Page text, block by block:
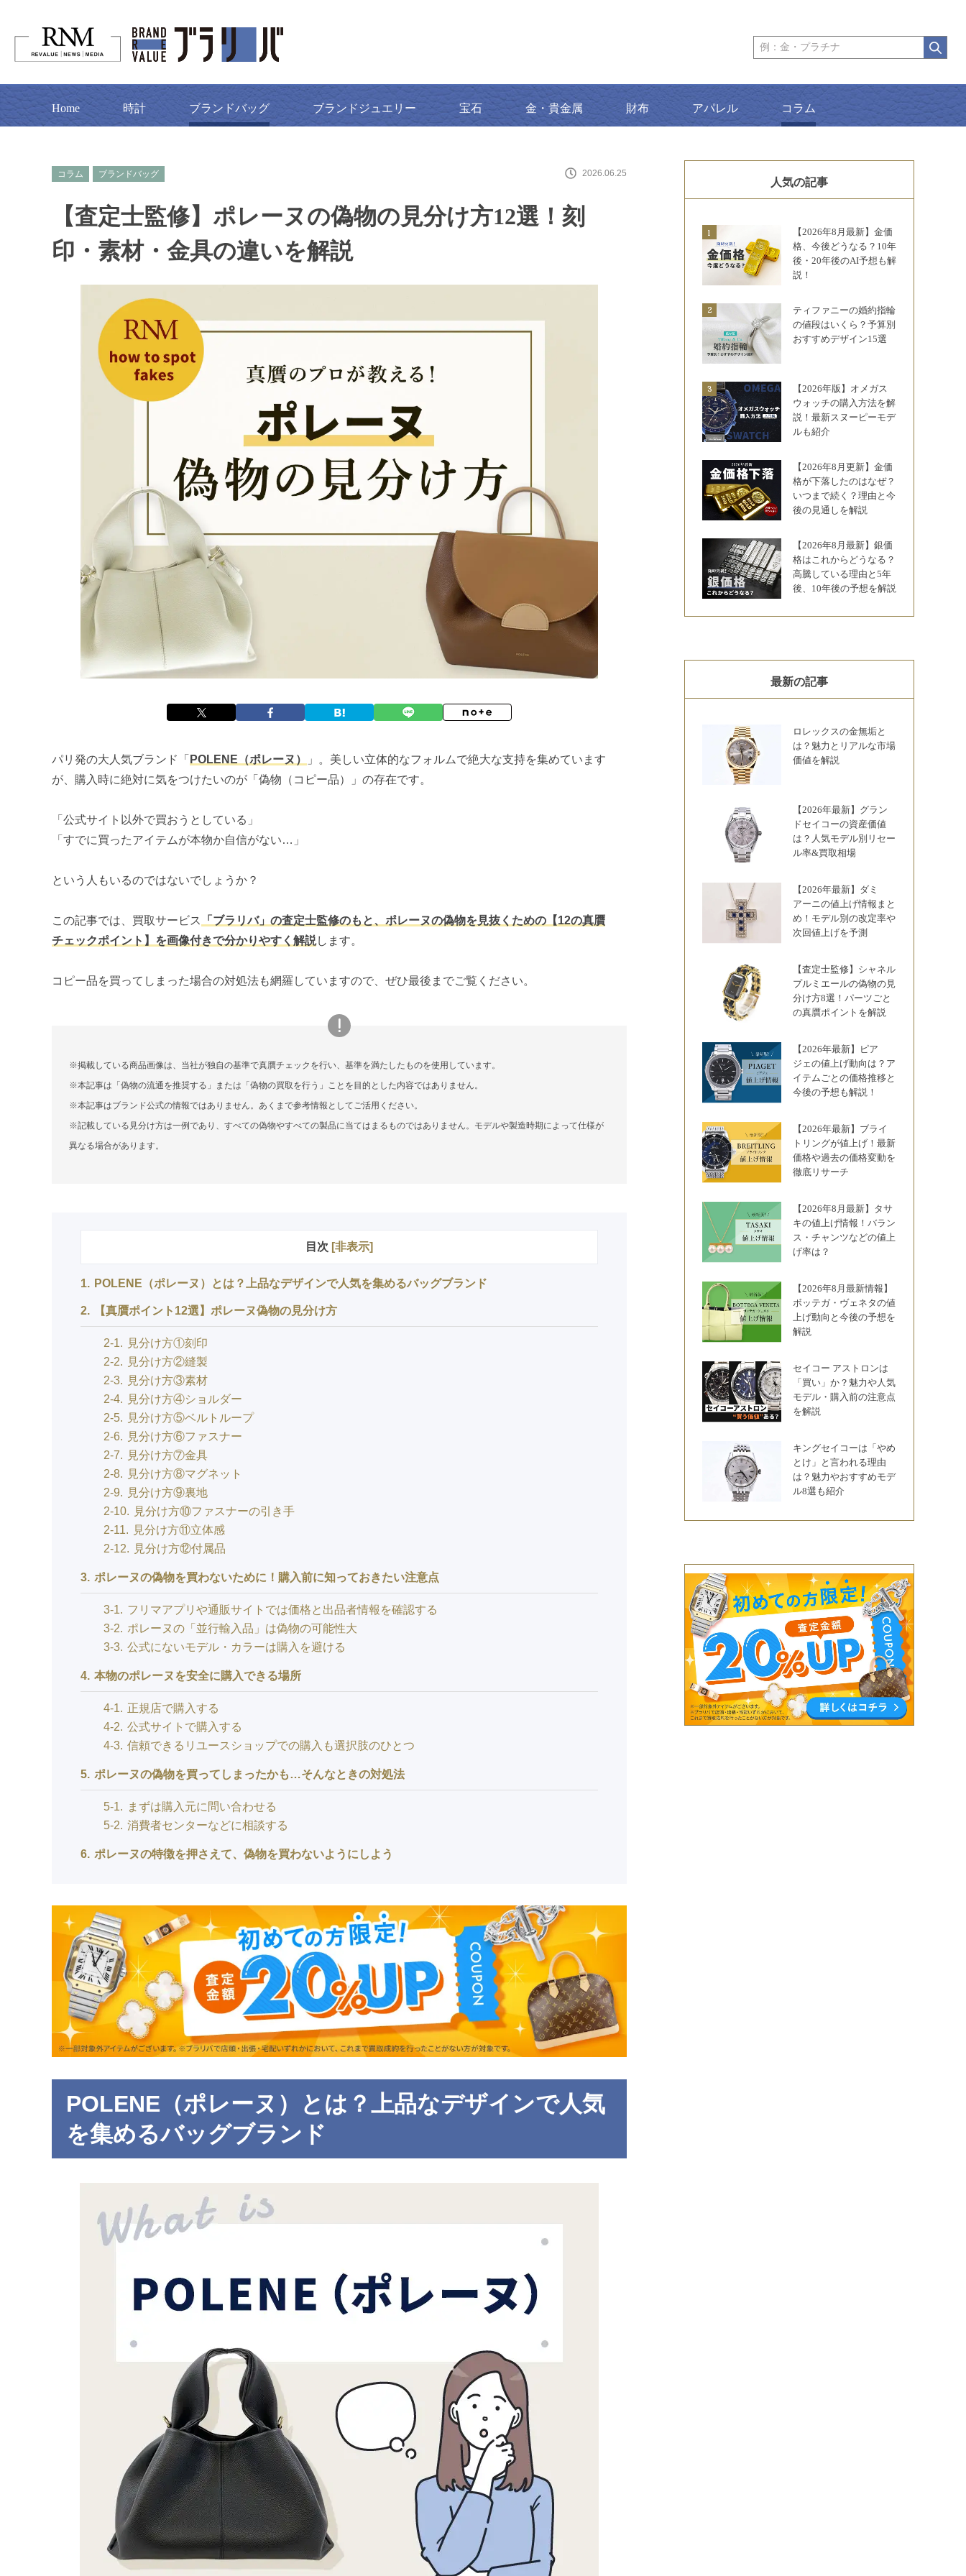
Home 時計 ブランドバッグ ブランドジュエリー 宝石 金・貴金属 財布 アパレル コラム
コラム ブランドバッグ 2026.06.25
【査定士監修】ポレーヌの偽物の見分け方12選！刻
印・素材・金具の違いを解説
パリ発の大人気ブランド「 POLENE（ポレーヌ）
」。美しい立体的なフォルムで絶大な支持を集めています
が、購入時に絶対に気をつけたいのが「偽物（コピー品）」の存在です。
「公式サイト以外で買おうとしている」
「すでに買ったアイテムが本物か自信がない…」
という人もいるのではないでしょうか？
この記事では、買取サービス
「ブラリバ」の査定士監修のもと、ポレーヌの偽物を見抜くための【12の真贋
チェックポイント】を画像付きで分かりやすく解説します。
コピー品を買ってしまった場合の対処法も網羅していますので、ぜひ最後までご覧ください。
※掲載している商品画像は、当社が独自の基準で真贋チェックを行い、基準を満たしたものを使用しています。
※本記事は「偽物の流通を推奨する」または「偽物の買取を行う」ことを目的とした内容ではありません。
※本記事はブランド公式の情報ではありません。あくまで参考情報としてご活用ください。
※記載している見分け方は一例であり、すべての偽物やすべての製品に当てはまるものではありません。モデルや製造時期によって仕様が
異なる場合があります。
目次 [非表示]
1 POLENE（ポレーヌ）とは？上品なデザインで人気を集めるバッグブランド
2 【真贋ポイント12選】ポレーヌ偽物の見分け方
2-1
見分け方①刻印
2-2
見分け方②縫製
2-3
見分け方③素材
2-4
見分け方④ショルダー
2-5
見分け方⑤ベルトループ
2-6
見分け方⑥ファスナー
2-7
見分け方⑦金具
2-8
見分け方⑧マグネット
2-9
見分け方⑨裏地
2-10
見分け方⑩ファスナーの引き手
2-11
見分け方⑪立体感
2-12
見分け方⑫付属品
3 ポレーヌの偽物を買わないために！購入前に知っておきたい注意点
3-1
フリマアプリや通販サイトでは価格と出品者情報を確認する
3-2
ポレーヌの「並行輸入品」は偽物の可能性大
3-3 公式にないモデル・カラーは購入を避ける
4 本物のポレーヌを安全に購入できる場所
4-1
正規店で購入する
4-2
公式サイトで購入する
4-3 信頼できるリユースショップでの購入も選択肢のひとつ
5 ポレーヌの偽物を買ってしまったかも…そんなときの対処法
5-1
まずは購入元に問い合わせる
5-2
消費者センターなどに相談する
6 ポレーヌの特徴を押さえて、偽物を買わないようにしよう
POLENE（ポレーヌ）とは？上品なデザインで人気
を集めるバッグブランド
人気の記事
【2026年8月最新】金価
格、今後どうなる？10年
後・20年後のAI予想も解
説！
ティファニーの婚約指輪
の値段はいくら？予算別
おすすめデザイン15選
【2026年版】オメガス
ウォッチの購入方法を解
説！最新スヌーピーモデ
ルも紹介
【2026年8月更新】金価
格が下落したのはなぜ？
いつまで続く？理由と今
後の見通しを解説
【2026年8月最新】銀価
格はこれからどうなる？
高騰している理由と5年
後、10年後の予想を解説
最新の記事
ロレックスの金無垢と
は？魅力とリアルな市場
価値を解説
【2026年最新】グラン
ドセイコーの資産価値
は？人気モデル別リセー
ル率&買取相場
【2026年最新】ダミ
アーニの値上げ情報まと
め！モデル別の改定率や
次回値上げを予測
【査定士監修】シャネル
プルミエールの偽物の見
分け方8選！パーツごと
の真贋ポイントを解説
【2026年最新】ピア
ジェの値上げ動向は？ア
イテムごとの価格推移と
今後の予想も解説！
【2026年最新】ブライ
トリングが値上げ！最新
価格や過去の価格変動を
徹底リサーチ
【2026年8月最新】タサ
キの値上げ情報！バラン
ス・チャンツなどの値上
げ率は？
【2026年8月最新情報】
ボッテガ・ヴェネタの値
上げ動向と今後の予想を
解説
セイコー アストロンは
「買い」か？魅力や人気
モデル・購入前の注意点
を解説
キングセイコーは「やめ
とけ」と言われる理由
は？魅力やおすすめモデ
ル8選も紹介